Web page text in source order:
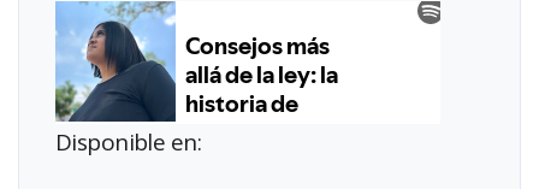
Disponible en: